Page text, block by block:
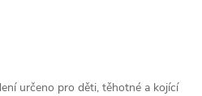
určeno pro děti, těhotné a kojící